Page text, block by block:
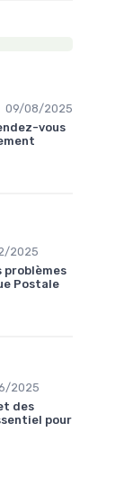
09/08/2025
vous
2025
problèmes
Postale
2025
des
pour